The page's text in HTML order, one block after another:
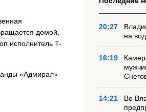
домой,
исполнитель T-
«Адмирал»
20:27
на
16:19
14:21
Во